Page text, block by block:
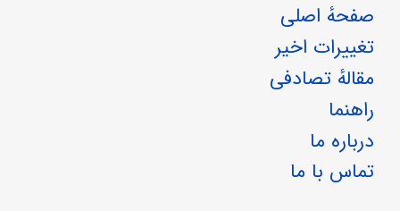
صفحهٔ اصلی
تغییرات اخیر
مقالهٔ تصادفی
راهنما
درباره ما
تماس با ما